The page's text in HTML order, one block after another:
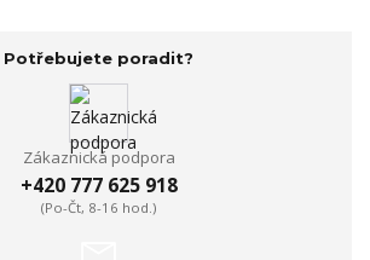
Potřebujete poradit?
Zákaznická podpora
+420 777 625 918
(Po-Čt, 8-16 hod.)